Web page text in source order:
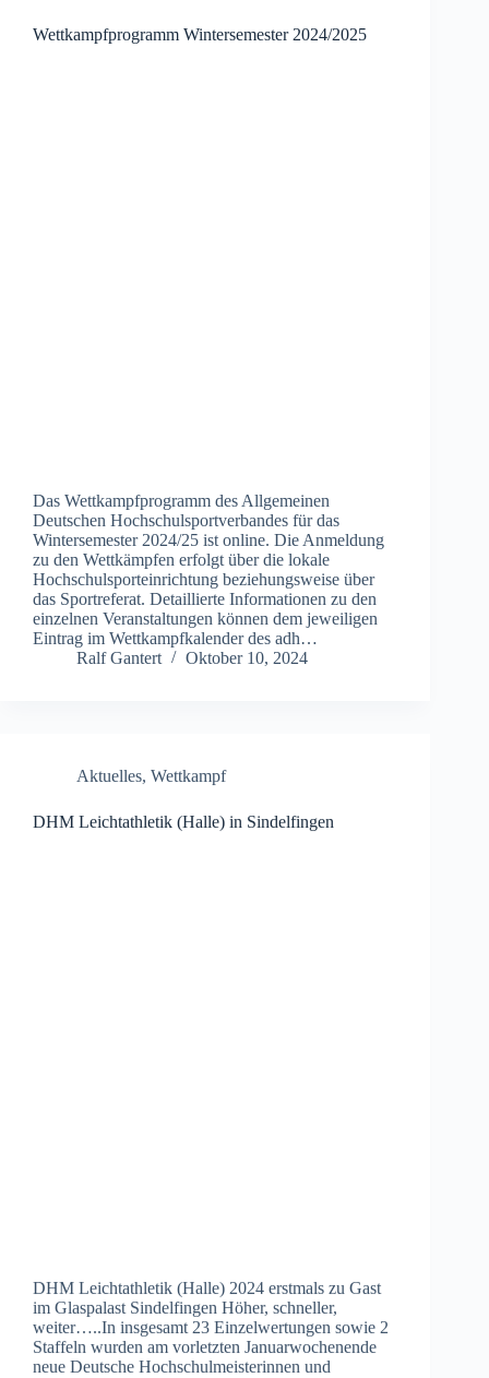
Wettkampfprogramm Wintersemester 2024/2025
Das Wettkampfprogramm des Allgemeinen
Deutschen Hochschulsportverbandes für das
Wintersemester 2024/25 ist online. Die Anmeldung
zu den Wettkämpfen erfolgt über die lokale
Hochschulsporteinrichtung beziehungsweise über
das Sportreferat. Detaillierte Informationen zu den
einzelnen Veranstaltungen können dem jeweiligen
Eintrag im Wettkampfkalender des adh…
Ralf Gantert
Oktober 10, 2024
Aktuelles, Wettkampf
DHM Leichtathletik (Halle) in Sindelfingen
DHM Leichtathletik (Halle) 2024 erstmals zu Gast
im Glaspalast Sindelfingen Höher, schneller,
weiter…..In insgesamt 23 Einzelwertungen sowie 2
Staffeln wurden am vorletzten Januarwochenende
neue Deutsche Hochschulmeisterinnen und